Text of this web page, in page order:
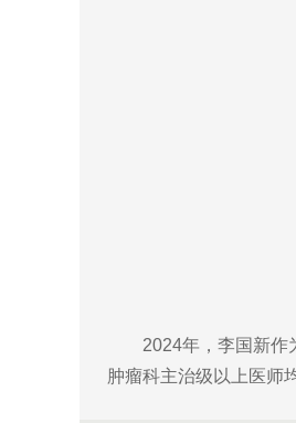
2024年，李国新作
肿瘤科主治级以上医师